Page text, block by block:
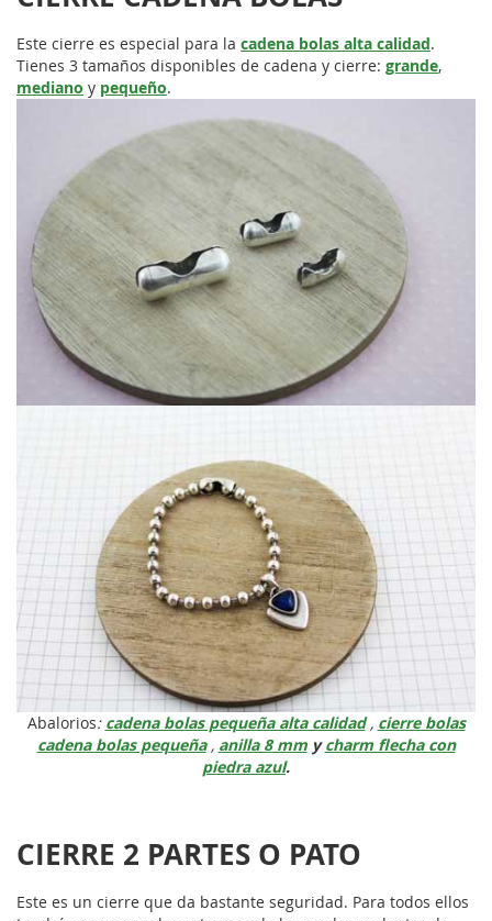
Este cierre es especial para la cadena bolas alta calidad.
Tienes 3 tamaños disponibles de cadena y cierre: grande,
mediano y pequeño.
Abalorios: cadena bolas pequeña alta calidad, cierre bolas
cadena bolas pequeña, anilla 8mmycharm flecha con
piedra azul.
CIERRE 2 PARTES O PATO
Este es un cierre que da bastante seguridad. Para todos ellos